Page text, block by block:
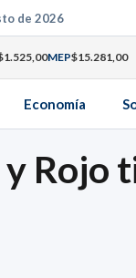
de 2026
MEP$15.281,00
Economía
Rojo